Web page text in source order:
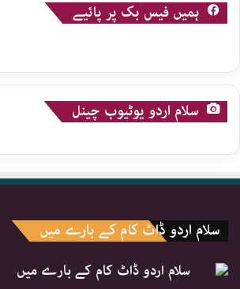
ہمیں فیس بک پر پائیے
سلام اردو یوٹیوب چینل
سلام اردو ڈاٹ کام کے بارے میں